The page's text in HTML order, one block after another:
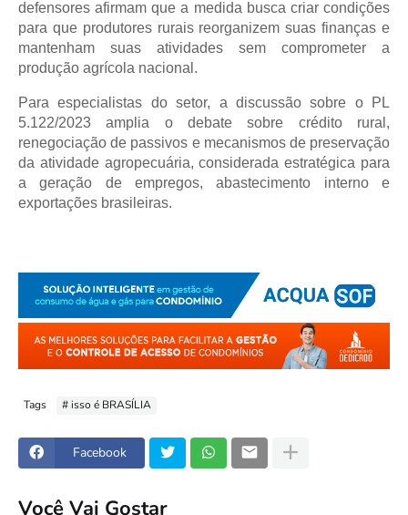
defensores afirmam que a medida busca criar condições
para que produtores rurais reorganizem suas finanças e
mantenham suas atividades sem comprometer a
produção agrícola nacional.
Para especialistas do setor, a discussão sobre o PL
5.122/2023 amplia o debate sobre crédito rural,
renegociação de passivos e mecanismos de preservação
da atividade agropecuária, considerada estratégica para
a geração de empregos, abastecimento interno e
exportações brasileiras.
Tags # isso é BRASÍLIA
Facebook
Você Vai Gostar